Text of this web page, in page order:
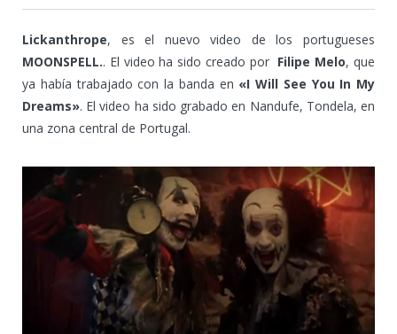
Lickanthrope, es el nuevo video de los portugueses
MOONSPELL.. El video ha sido creado por Filipe Melo, que
ya había trabajado con la banda en «I Will See You In My
Dreams». El video ha sido grabado en Nandufe, Tondela, en
una zona central de Portugal.